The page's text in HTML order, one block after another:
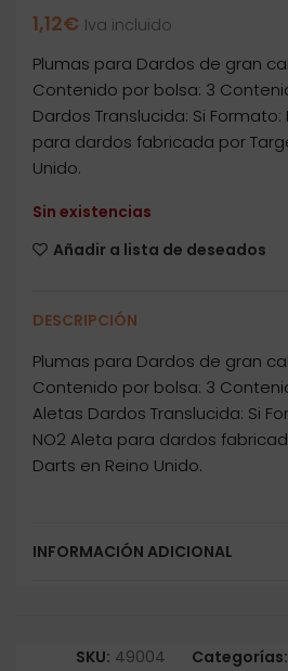
1,12€ Iva incluido
Plumas para Dardos de gran
Contenido por bolsa: 3
Dardos Translucida: Si
para dardos fabricada por
Unido.
Sin existencias
Añadir a lista de deseados
DESCRIPCIÓN
Plumas para Dardos de gran
Contenido por bolsa: 3
Aletas Dardos Translucida: Si
NO2 Aleta para dardos
Darts en Reino Unido.
INFORMACIÓN ADICIONAL
SKU: 49004 Categorías: